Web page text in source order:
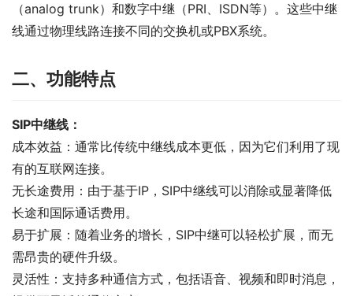
（analog trunk）和数字中继（PRI、ISDN等）。这些中继
线通过物理线路连接不同的交换机或PBX系统。
二、功能特点
SIP中继线：
成本效益：通常比传统中继线成本更低，因为它们利用了现
有的互联网连接。
无长途费用：由于基于IP，SIP中继线可以消除或显著降低
长途和国际通话费用。
易于扩展：随着业务的增长，SIP中继可以轻松扩展，而无
需昂贵的硬件升级。
灵活性：支持多种通信方式，包括语音、视频和即时消息，